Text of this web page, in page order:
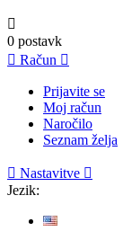

0 postavk
 Račun 
Prijavite se
Moj račun
Naročilo
Seznam želja
 Nastavitve 
Jezik: